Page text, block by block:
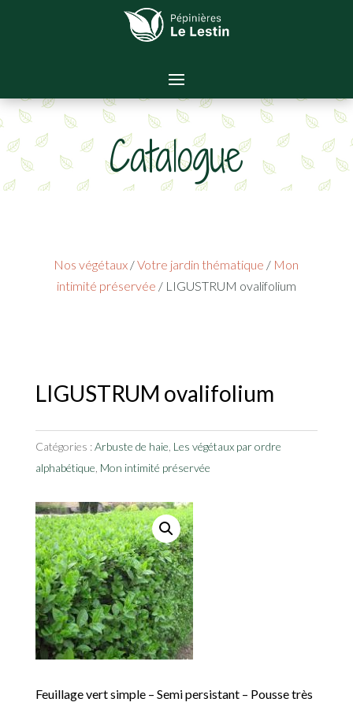
Catalogue
Nos végétaux /Votre jardin thématique / Mon
intimité préservée / LIGUSTRUM ovalifolium
LIGUSTRUM ovalifolium
Catégories :Arbuste de haie Les végétaux par ordre
alphabétique Mon intimité préservée
Feuillage vert simple – Semi persistant – Pousse très